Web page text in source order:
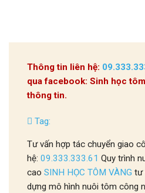
Thông tin liên hệ:
qua facebook: Sinh học
thông tin.
Tag:
Tư vấn hợp tác chuyển giao
hệ: 09.333.333.61 Quy trình
cao SINH HỌC TÔM VÀNG tư
dựng mô hình nuôi tôm công